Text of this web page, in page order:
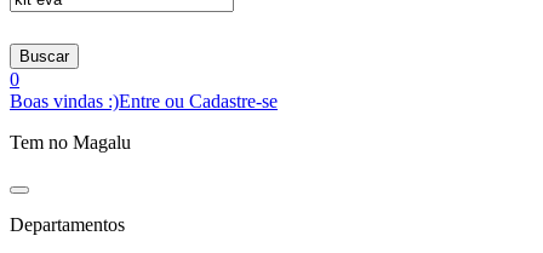
Buscar
0
Boas vindas :)Entre ou Cadastre-se
Tem no Magalu
Departamentos